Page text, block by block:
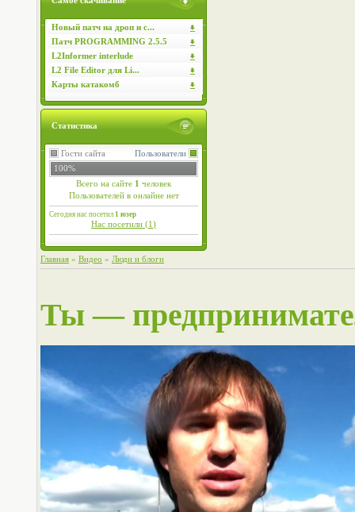
Новый патч на дроп и с...
Патч PROGRAMMING 2.5.5
L2Informer interlude
L2 File Editor для Li...
Карты катакомб
Статистика
Пользователи
Гости сайта
100%
Всего на сайте 1 человек
Пользователей в онлайне нет
Сегодня нас посетил1 юзер
Нас посетили (1)
Главная » Видео » Люди и блоги
Ты —